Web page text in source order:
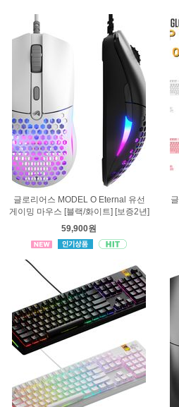
글로리어스 MODEL O Eternal 유선
게이밍 마우스 [블랙/화이트] [보증2년]
59,900원